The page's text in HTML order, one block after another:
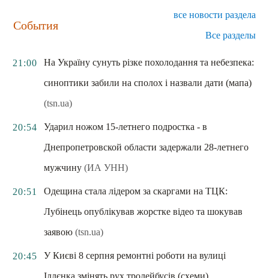
События
все новости раздела
Все разделы
21:00
На Україну сунуть різке похолодання та небезпека:
синоптики забили на сполох і назвали дати (мапа)
(tsn.ua)
20:54
Ударил ножом 15-летнего подростка - в
Днепропетровской области задержали 28-летнего
мужчину (ИА УНН)
20:51
Одещина стала лідером за скаргами на ТЦК:
Лубінець опублікував жорстке відео та шокував
заявою (tsn.ua)
20:45
У Києві 8 серпня ремонтні роботи на вулиці
Іллєнка змінять рух тролейбусів (схеми)